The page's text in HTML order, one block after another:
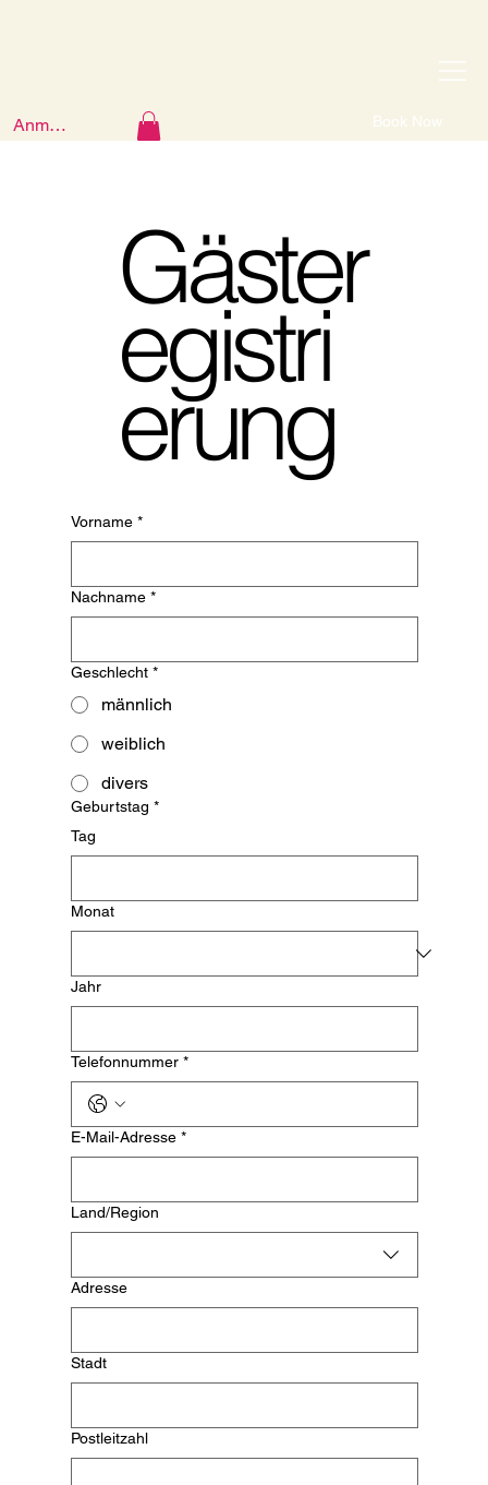
Anmelden Book Now
Gäster
egistri
erung
Vorname *
Nachname *
Geschlecht *
männlich
weiblich
divers
Geburtstag *
Tag
Monat
Jahr
Telefonnummer *
E-Mail-Adresse *
Mehrzeilige Adresse
Land/Region
Adresse
Stadt
Postleitzahl